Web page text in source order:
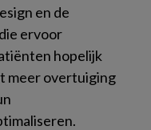
en de
ervoor
hopelijk
meer overtuiging